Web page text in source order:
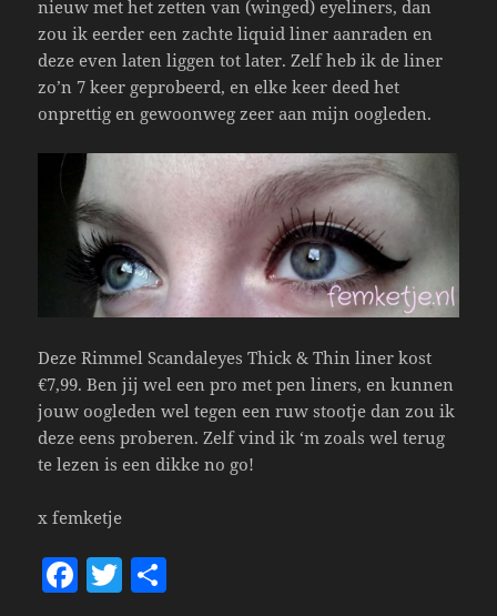
nieuw met het zetten van (winged) eyeliners, dan
zou ik eerder een zachte liquid liner aanraden en
deze even laten liggen tot later. Zelf heb ik de liner
zo’n 7 keer geprobeerd, en elke keer deed het
onprettig en gewoonweg zeer aan mijn oogleden.
Deze Rimmel Scandaleyes Thick & Thin liner kost
€7,99. Ben jij wel een pro met pen liners, en kunnen
jouw oogleden wel tegen een ruw stootje dan zou ik
deze eens proberen. Zelf vind ik ‘m zoals wel terug
te lezen is een dikke no go!
x femketje
F T